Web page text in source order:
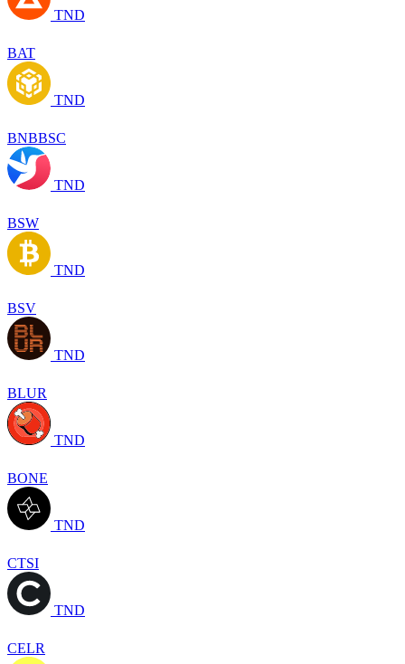
TND
BAT
TND
BNBBSC
TND
BSW
TND
BSV
TND
BLUR
TND
BONE
TND
CTSI
TND
CELR